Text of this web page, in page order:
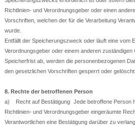
Richtlinien- und Verordnungsgeber oder einen
Vorschriften, welchen der für die Verarbeitung
wurde.
Entfällt der Speicherungszweck oder läuft eine vom
Verordnungsgeber oder einem anderen
Speicherfrist ab, werden die personenbezogenen
den gesetzlichen Vorschriften gesperrt oder gelöscht.
8. Rechte der betroffenen Person
a) Recht auf Bestätigung Jede betroffene Person
Richtlinien- und Verordnungsgeber eingeräumte
Verantwortlichen eine Bestätigung darüber zu